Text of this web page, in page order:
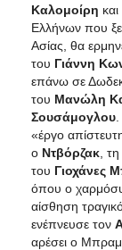
Καλομοίρη και
Ελλήνων που
Ασίας, θα
του Γιάννη
επάνω σε
του Μανώλη
Σουσάμογλου
«έργο
ο Ντβόρζακ ,
του Γιοχάνες
όπου ο
αίσθηση
ενέπνευσε τον
αρέσει ο